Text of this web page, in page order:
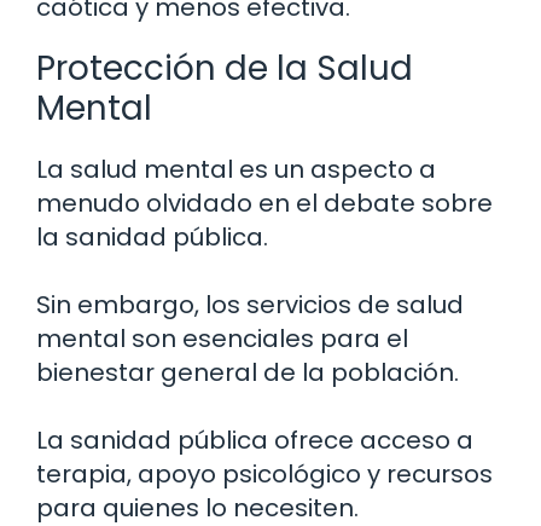
caótica y menos efectiva.
Protección de la Salud
Mental
La salud mental es un aspecto a
menudo olvidado en el debate sobre
la sanidad pública.
Sin embargo, los servicios de salud
mental son esenciales para el
bienestar general de la población.
La sanidad pública ofrece acceso a
terapia, apoyo psicológico y recursos
para quienes lo necesiten.